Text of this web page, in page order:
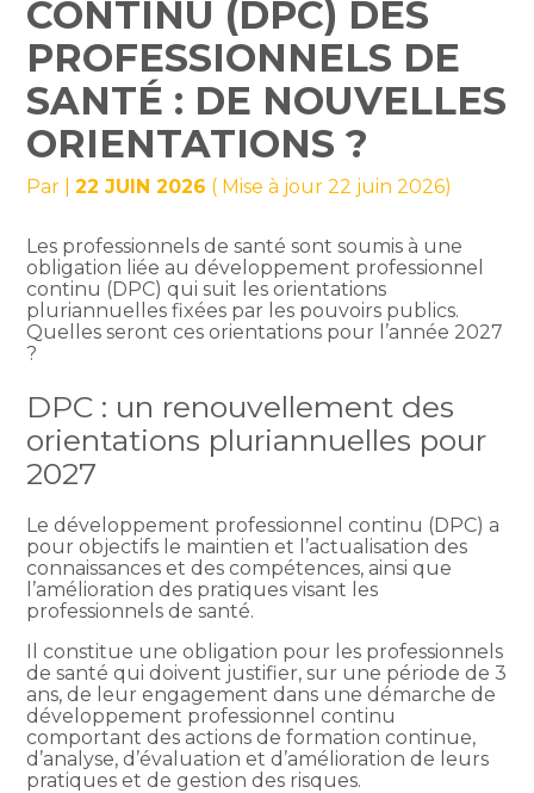
CONTINU (DPC) DES
PROFESSIONNELS DE
SANTÉ : DE NOUVELLES
ORIENTATIONS ?
Par |22 JUIN 2026 ( Mise à jour 22 juin 2026)
Les professionnels de santé sont soumis à une
obligation liée au développement professionnel
continu (DPC) qui suit les orientations
pluriannuelles fixées par les pouvoirs publics.
Quelles seront ces orientations pour l’année 2027
?
DPC : un renouvellement des
orientations pluriannuelles pour
2027
Le développement professionnel continu (DPC) a
pour objectifs le maintien et l’actualisation des
connaissances et des compétences, ainsi que
l’amélioration des pratiques visant les
professionnels de santé.
Il constitue une obligation pour les professionnels
de santé qui doivent justifier, sur une période de 3
ans, de leur engagement dans une démarche de
développement professionnel continu
comportant des actions de formation continue,
d’analyse, d’évaluation et d’amélioration de leurs
pratiques et de gestion des risques.